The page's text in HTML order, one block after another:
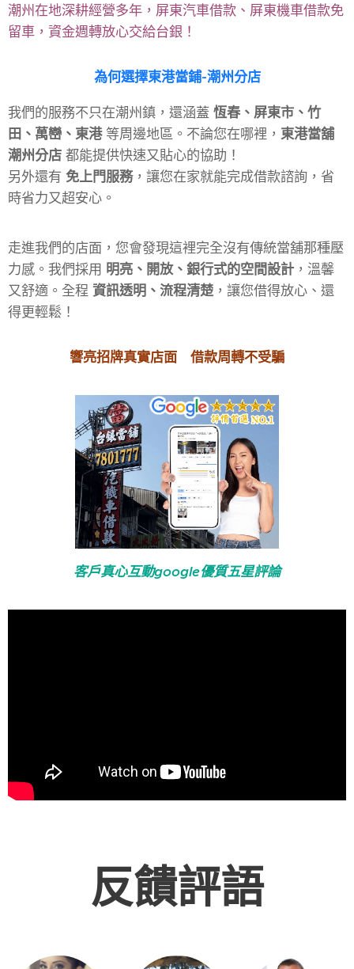
潮州在地深耕經營多年，屏東汽車借款、屏東機車借款免
留車，資金週轉放心交給台銀！
為何選擇東港當鋪-潮州分店
我們的服務不只在潮州鎮，還涵蓋 恆春、屏東市、竹
田、萬巒、東港等周邊地區。不論您在哪裡， 東港當舖
潮州分店 都能提供快速又貼心的協助！
另外還有 免上門服務，讓您在家就能完成借款諮詢，省
時省力又超安心。
走進我們的店面，您會發現這裡完全沒有傳統當舖那種壓
力感。我們採用 明亮、開放、銀行式的空間設計 ，溫馨
又舒適。全程 資訊透明、流程清楚，讓您借得放心、還
得更輕鬆！
響亮招牌真實店面 借款周轉不受騙
客戶真心互動google優質五星評論
反饋評語